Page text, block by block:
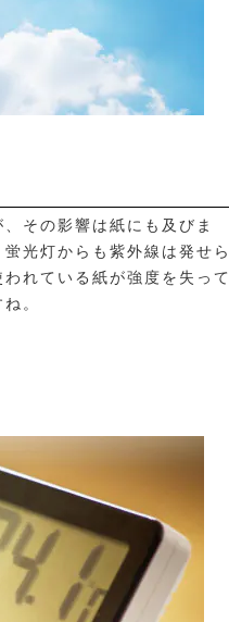
その影響は紙にも及びま
光灯からも紫外線は発せら
れている紙が強度を失って
。